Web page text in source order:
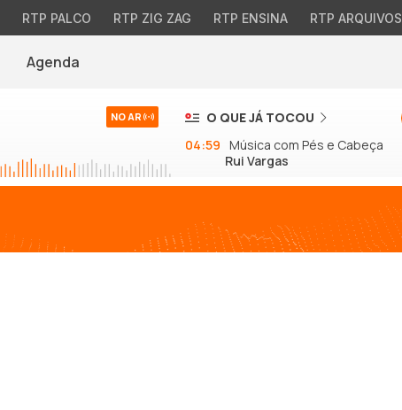
RTP PALCO RTP ZIG ZAG RTP ENSINA RTP ARQUIVOS
Agenda
NO AR
O QUE JÁ TOCOU
04:59 Música com Pés e Cabeça
Rui Vargas